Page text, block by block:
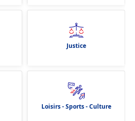
Justice
Loisirs - Sports - Culture